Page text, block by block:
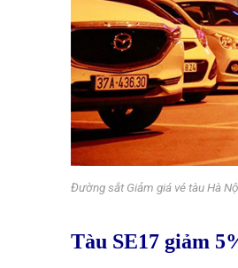
Đường sắt Giảm giá vé tàu Hà
Tàu SE17 giảm